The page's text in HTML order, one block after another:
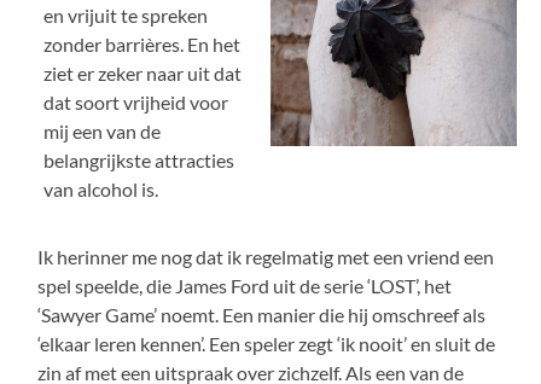
en vrijuit te spreken
zonder barrières. En het
ziet er zeker naar uit dat
dat soort vrijheid voor
mij een van de
belangrijkste attracties
van alcohol is.
Ik herinner me nog dat ik regelmatig met een vriend een
spel speelde, die James Ford uit de serie ‘LOST’, het
‘Sawyer Game’ noemt. Een manier die hij omschreef als
‘elkaar leren kennen’. Een speler zegt ‘ik nooit’ en sluit de
zin af met een uitspraak over zichzelf. Als een van de